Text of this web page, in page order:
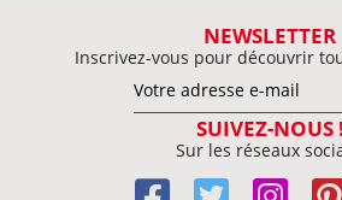
NEWSLETTER
Inscrivez-vous pour découvrir
SUIVEZ-NOUS !
Sur les réseaux